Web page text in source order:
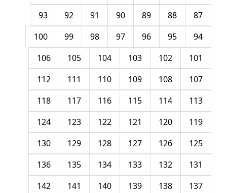
87
88
89
90
91
92
93
94
95
96
97
98
99
100
101
102
103
104
105
106
107
108
109
110
111
112
113
114
115
116
117
118
119
120
121
122
123
124
125
126
127
128
129
130
131
132
133
134
135
136
137
138
139
140
141
142